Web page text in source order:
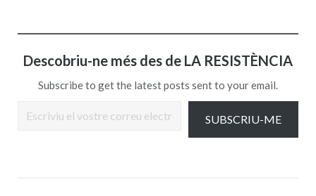
Descobriu-ne més des de LA RESISTÈNCIA
Subscribe to get the latest posts sent to your email.
SUBSCRIU-ME